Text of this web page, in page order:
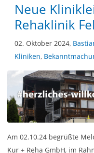
Neue
Rehaklinik
02. Oktober 2024,
Kliniken,
Am 02.10.24 begrüßte
Kur + Reha GmbH, im